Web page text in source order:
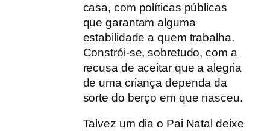
casa, com políticas públicas
que garantam alguma
estabilidade a quem trabalha.
Constrói-se, sobretudo, com a
recusa de aceitar que a alegria
de uma criança dependa da
sorte do berço em que nasceu.
Talvez um dia o Pai Natal deixe